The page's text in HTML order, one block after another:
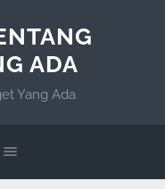
ADA
Yang Ada